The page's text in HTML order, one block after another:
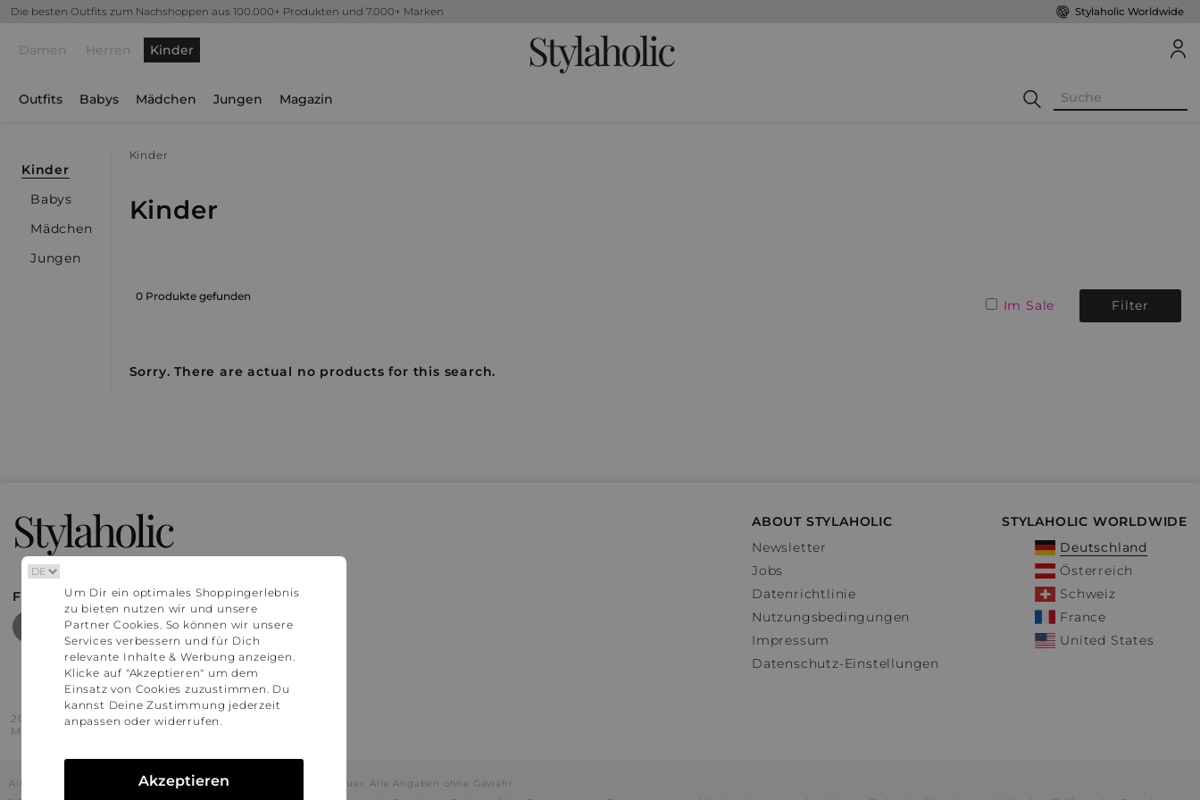
Die besten Outfits zum Nachshoppen aus 100.000+ Produkten und 7.000+ Marken Stylaholic Worldwide
Damen Herren Kinder Stylaholic
Outfits Babys Mädchen Jungen Magazin
Kinder
Babys
Mädchen
Jungen
Kinder
Kinder
0 Produkte gefunden
Im Sale Filter
Sorry. There are actual no products for this search.
Stylaholic
FIND MORE INSPIRATION
ABOUT STYLAHOLIC
Newsletter
Jobs
Datenrichtlinie
Nutzungsbedingungen
Impressum
Datenschutz-Einstellungen
STYLAHOLIC WORLDWIDE
Deutschland
Österreich
Schweiz
France
United States
2016 - 2026 © Stylaholic.
Made for you with love in munich.
Alle Preise inkl. der jeweils geltenden gesetzlichen Mehrwertsteuer. Alle Angaben ohne Gewähr.
Um Dir ein optimales Shoppingerlebnis
zu bieten nutzen wir und unsere
Partner Cookies. So können wir unsere
Services verbessern und für Dich
relevante Inhalte & Werbung anzeigen.
Klicke auf "Akzeptieren" um dem
Einsatz von Cookies zuzustimmen. Du
kannst Deine Zustimmung jederzeit
anpassen oder widerrufen.
Akzeptieren